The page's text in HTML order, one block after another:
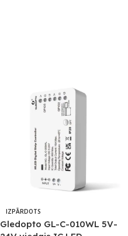
IZPĀRDOTS
Gledopto GL-C-010WL 5V-